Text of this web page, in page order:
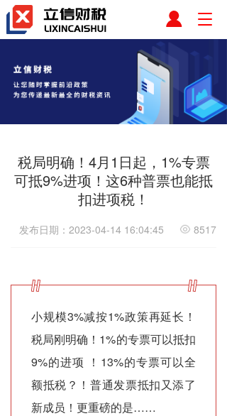
T
g
l
e
n
a
g
a
t
n
税局明确！4月1日起，1%专票
可抵9%进项！这6种普票也能抵
扣进项税！
发布日期：2023-04-14 16:04:45 8517
小规模3%减按1%政策再延长！
税局刚明确！1%的专票可以抵扣
9%的进项 ！13%的专票可以全
额抵税？！普通发票抵扣又添了
新成员！更重磅的是……